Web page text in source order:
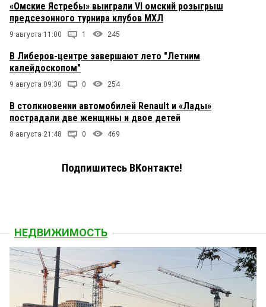
«Омские Ястребы» выиграли VI омский розыгрыш
предсезонного турнира клубов МХЛ
9 августа 11:00 1 245
В Либеров-центре завершают лето "Летним
калейдоскопом"
9 августа 09:30 0 254
В столкновении автомобилей Renault и «Лады»
пострадали две женщины и двое детей
8 августа 21:48 0 469
Подпишитесь ВКонтакте!
НЕДВИЖИМОСТЬ